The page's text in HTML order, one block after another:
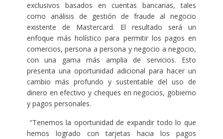
exclusivos basados en cuentas bancarias, tales
como análisis de gestión de fraude al negocio
existente de Mastercard. El resultado será un
enfoque más holístico para permitir los pagos en
comercios, persona a persona y negocio a negocio,
con una gama más amplia de servicios. Esto
presenta una oportunidad adicional para hacer un
cambio más profundo y sustentable del uso de
dinero en efectivo y cheques en negocios, gobierno
y pagos personales.
“Tenemos la oportunidad de expandir todo lo que
hemos logrado con tarjetas hacia los pagos